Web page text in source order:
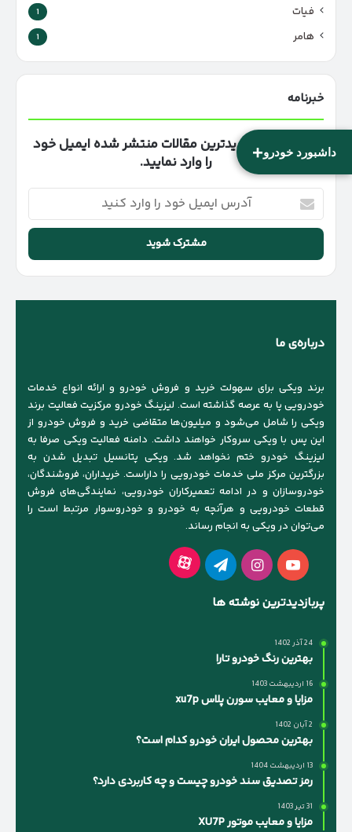
+داشبورد خودرو
فیات 1
هامر 1
خبرنامه
برای دریافت جدیدترین مقالات منتشر شده ایمیل خود
را وارد نمایید.
آدرس
ایمیل
خود
وارد
کنید
درباره‌ی ما
برند ویکی برای سهولت خرید و فروش خودرو و ارائه انواع خدمات
خودرویی پا به عرصه گذاشته است. لیزینگ خودرو مرکزیت فعالیت برند
ویکی را شامل می‌شود و میلیون‌ها متقاضی خرید و فروش خودرو از
این پس با ویکی سروکار خواهند داشت. دامنه فعالیت ویکی صرفا به
لیزینگ خودرو ختم نخواهد شد. ویکی پتانسیل تبدیل شدن به
بزرگترین مرکز ملی خدمات خودرویی را داراست. خریداران، فروشندگان،
خودروسازان و در ادامه تعمیرکاران خودرویی، نمایندگی‌های فروش
قطعات خودرویی و هرآنچه به خودرو و خودروسوار مرتبط است را
می‌توان در ویکی به انجام رساند.
یوتیوباینستاگرام
تلگرام آپارات
پربازدیدترین نوشته ها
24 آذر 1402
بهترین رنگ خودرو تارا
16 اردیبهشت 1403
مزایا و معایب سورن پلاس xu7p
2 آبان 1402
بهترین محصول ایران خودرو کدام است؟
13 اردیبهشت 1404
رمز تصدیق سند خودرو چیست و چه کاربردی دارد؟
31 تیر 1403
مزایا و معایب موتور XU7P